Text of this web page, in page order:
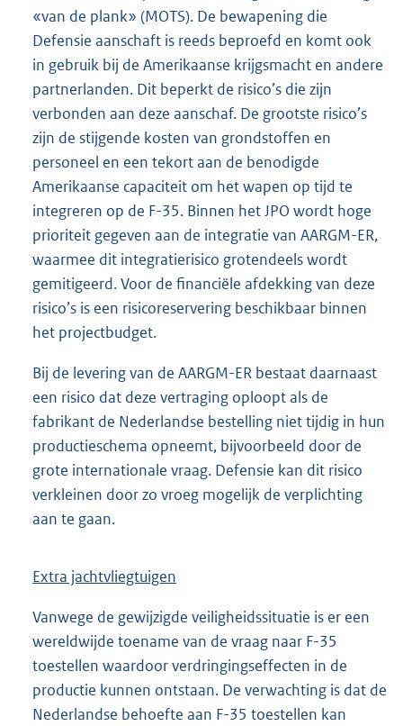
«van de plank» (MOTS). De bewapening die
Defensie aanschaft is reeds beproefd en komt ook
in gebruik bij de Amerikaanse krijgsmacht en andere
partnerlanden. Dit beperkt de risico’s die zijn
verbonden aan deze aanschaf. De grootste risico’s
zijn de stijgende kosten van grondstoffen en
personeel en een tekort aan de benodigde
Amerikaanse capaciteit om het wapen op tijd te
integreren op de F-35. Binnen het JPO wordt hoge
prioriteit gegeven aan de integratie van AARGM-ER,
waarmee dit integratierisico grotendeels wordt
gemitigeerd. Voor de financiële afdekking van deze
risico’s is een risicoreservering beschikbaar binnen
het projectbudget.
Bij de levering van de AARGM-ER bestaat daarnaast
een risico dat deze vertraging oploopt als de
fabrikant de Nederlandse bestelling niet tijdig in hun
productieschema opneemt, bijvoorbeeld door de
grote internationale vraag. Defensie kan dit risico
verkleinen door zo vroeg mogelijk de verplichting
aan te gaan.
Extra jachtvliegtuigen
Vanwege de gewijzigde veiligheidssituatie is er een
wereldwijde toename van de vraag naar F-35
toestellen waardoor verdringingseffecten in de
productie kunnen ontstaan. De verwachting is dat de
Nederlandse behoefte aan F-35 toestellen kan